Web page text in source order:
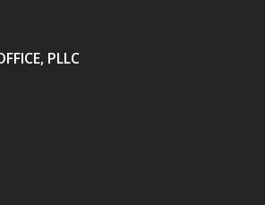
PLLC